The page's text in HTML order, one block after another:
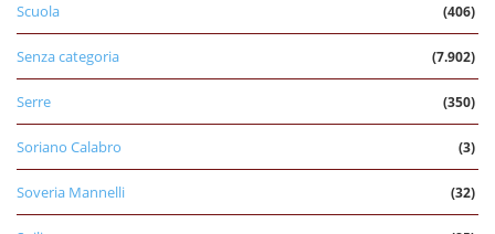
Scuola (406)
Senza categoria (7.902)
Serre (350)
Soriano Calabro (3)
Soveria Mannelli (32)